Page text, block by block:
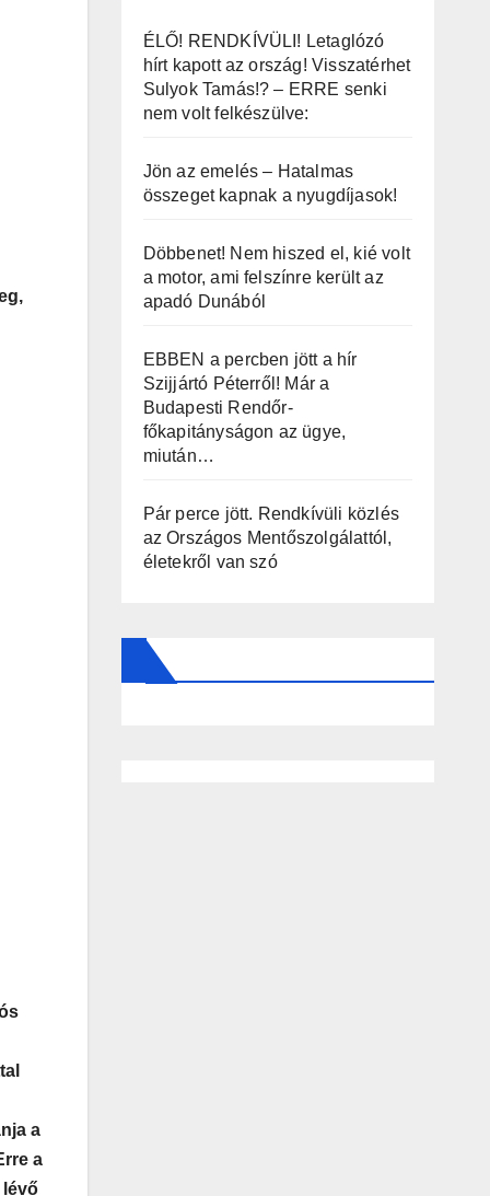
a
a
lévő
ÉLŐ! RENDKÍVÜLI! Letaglózó
hírt kapott az ország! Visszatérhet
Sulyok Tamás!? – ERRE senki
nem volt felkészülve:
Jön az emelés – Hatalmas
összeget kapnak a nyugdíjasok!
Döbbenet! Nem hiszed el, kié volt
a motor, ami felszínre került az
apadó Dunából
EBBEN a percben jött a hír
Szijjártó Péterről! Már a
Budapesti Rendőr-
főkapitányságon az ügye,
miután…
Pár perce jött. Rendkívüli közlés
az Országos Mentőszolgálattól,
életekről van szó